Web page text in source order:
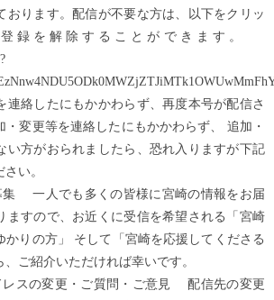
おります。配信が不要な方は、以下をクリッ
録を解除することができます。
連絡したにもかかわらず、再度本号が配信さ
・変更等を連絡したにもかかわらず、 追加・
い方がおられましたら、恐れ入りますが下記
い。
一人でも多くの皆様に宮崎の情報をお届
ますので、お近くに受信を希望される「宮崎
かりの方」 そして「宮崎を応援してくださる
ご紹介いただければ幸いです。
スの変更・ご質問・ご意見 配信先の変更